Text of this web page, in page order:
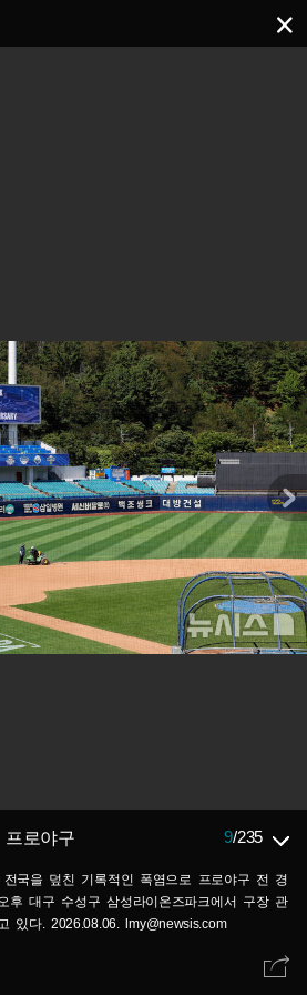
로야구 9/235
국을 덮친 기록적인 폭염으로 프로야구 전 경
후 대구 수성구 삼성라이온즈파크에서 구장 관
있다. 2026.08.06. lmy@newsis.com